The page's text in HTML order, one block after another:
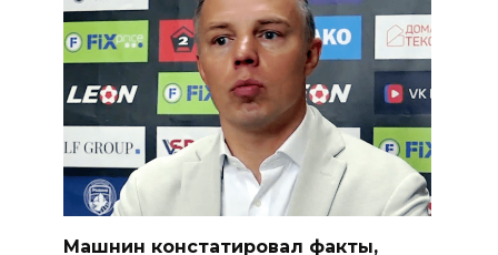
Машнин констатировал факты,